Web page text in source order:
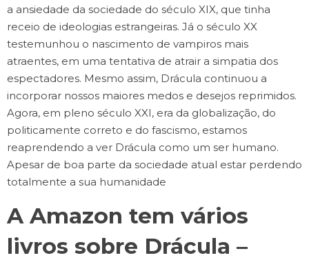
a ansiedade da sociedade do século XIX, que tinha
receio de ideologias estrangeiras. Já o século XX
testemunhou o nascimento de vampiros mais
atraentes, em uma tentativa de atrair a simpatia dos
espectadores. Mesmo assim, Drácula continuou a
incorporar nossos maiores medos e desejos reprimidos.
Agora, em pleno século XXI, era da globalização, do
politicamente correto e do fascismo, estamos
reaprendendo a ver Drácula como um ser humano.
Apesar de boa parte da sociedade atual estar perdendo
totalmente a sua humanidade
A Amazon tem vários
livros sobre Drácula –